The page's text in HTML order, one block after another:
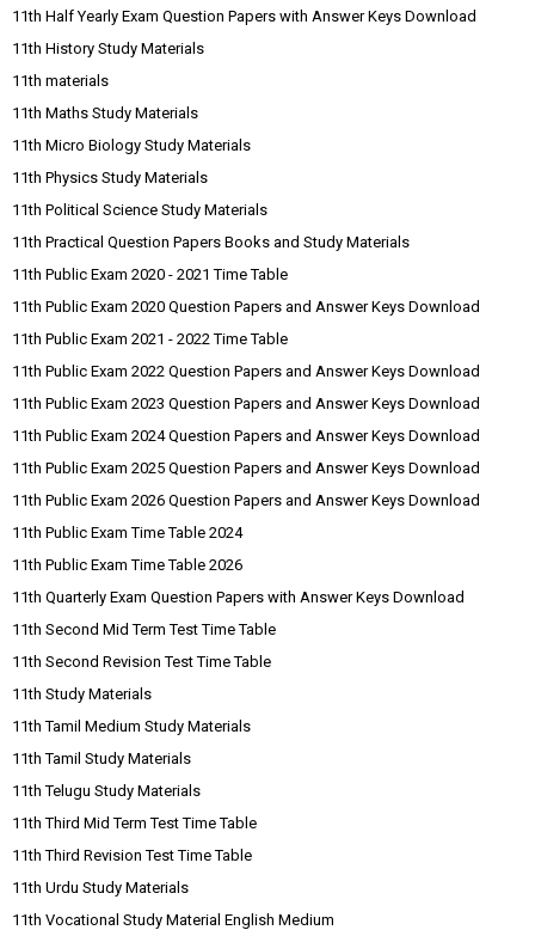
11th Half Yearly Exam Question Papers with Answer Keys Download
11th History Study Materials
11th materials
11th Maths Study Materials
11th Micro Biology Study Materials
11th Physics Study Materials
11th Political Science Study Materials
11th Practical Question Papers Books and Study Materials
11th Public Exam 2020 - 2021 Time Table
11th Public Exam 2020 Question Papers and Answer Keys Download
11th Public Exam 2021 - 2022 Time Table
11th Public Exam 2022 Question Papers and Answer Keys Download
11th Public Exam 2023 Question Papers and Answer Keys Download
11th Public Exam 2024 Question Papers and Answer Keys Download
11th Public Exam 2025 Question Papers and Answer Keys Download
11th Public Exam 2026 Question Papers and Answer Keys Download
11th Public Exam Time Table 2024
11th Public Exam Time Table 2026
11th Quarterly Exam Question Papers with Answer Keys Download
11th Second Mid Term Test Time Table
11th Second Revision Test Time Table
11th Study Materials
11th Tamil Medium Study Materials
11th Tamil Study Materials
11th Telugu Study Materials
11th Third Mid Term Test Time Table
11th Third Revision Test Time Table
11th Urdu Study Materials
11th Vocational Study Material English Medium